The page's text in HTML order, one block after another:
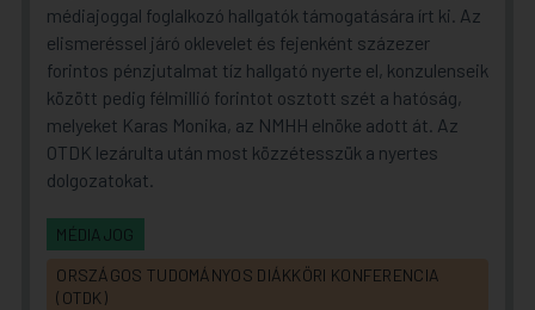
médiajoggal foglalkozó hallgatók támogatására írt ki. Az
elismeréssel járó oklevelet és fejenként százezer
forintos pénzjutalmat tíz hallgató nyerte el, konzulenseik
között pedig félmillió forintot osztott szét a hatóság,
melyeket Karas Monika, az NMHH elnöke adott át. Az
OTDK lezárulta után most közzétesszük a nyertes
dolgozatokat.
MÉDIAJOG
ORSZÁGOS TUDOMÁNYOS DIÁKKÖRI KONFERENCIA
(OTDK)